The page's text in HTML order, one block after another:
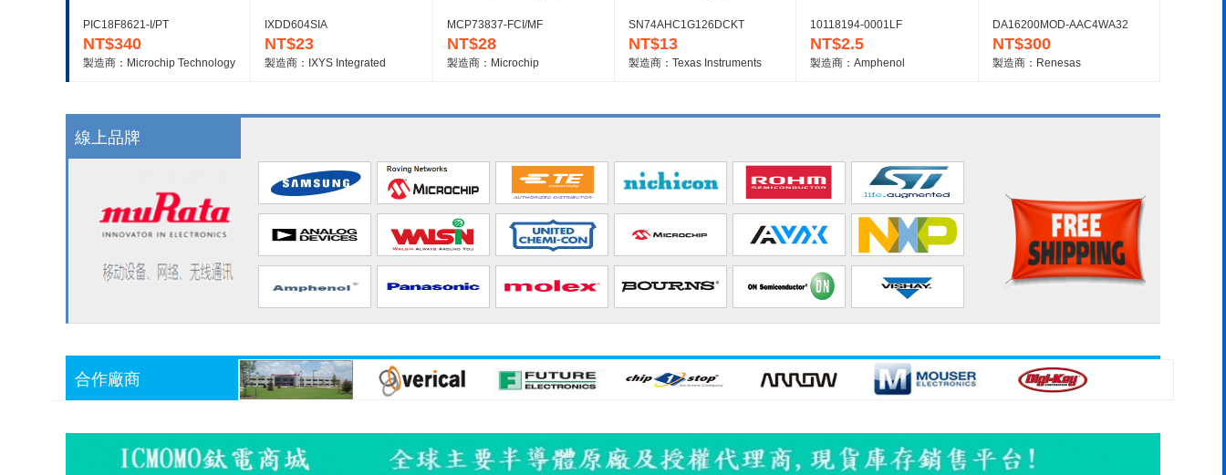
PIC18F8621-I/PT
NT$340
製造商：Microchip Technology
IXDD604SIA
NT$23
製造商：IXYS Integrated
MCP73837-FCI/MF
NT$28
製造商：Microchip
SN74AHC1G126DCKT
NT$13
製造商：Texas Instruments
10118194-0001LF
NT$2.5
製造商：Amphenol
DA16200MOD-AAC4WA32
NT$300
製造商：Renesas
線上品牌
合作廠商